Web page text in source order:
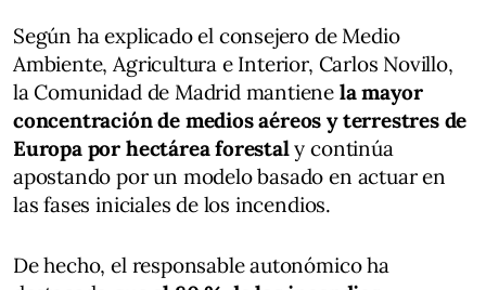
Según ha explicado el consejero de Medio
Ambiente, Agricultura e Interior, Carlos Novillo,
la Comunidad de Madrid mantiene la mayor
concentración de medios aéreos y terrestres de
Europa por hectárea forestaly continúa
apostando por un modelo basado en actuar en
las fases iniciales de los incendios.
De hecho, el responsable autonómico ha